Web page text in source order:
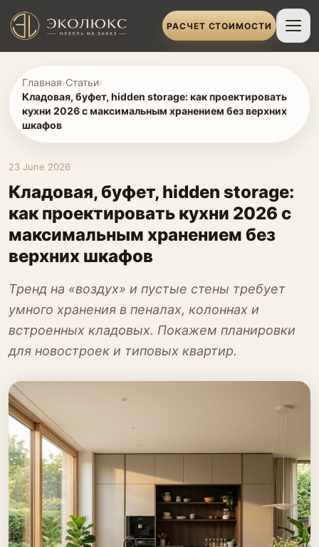
РАСЧЕТ СТОИМОСТИ
Главная›Статьи›
Кладовая, буфет, hidden storage: как проектировать
кухни 2026 с максимальным хранением без верхних
шкафов
23 June 2026
Кладовая, буфет, hidden storage:
как проектировать кухни 2026 с
максимальным хранением без
верхних шкафов
Тренд на «воздух» и пустые стены требует
умного хранения в пеналах, колоннах и
встроенных кладовых. Покажем планировки
для новостроек и типовых квартир.